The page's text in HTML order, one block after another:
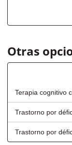
Otras
Terapia cognitivo
Trastorno por
Trastorno por